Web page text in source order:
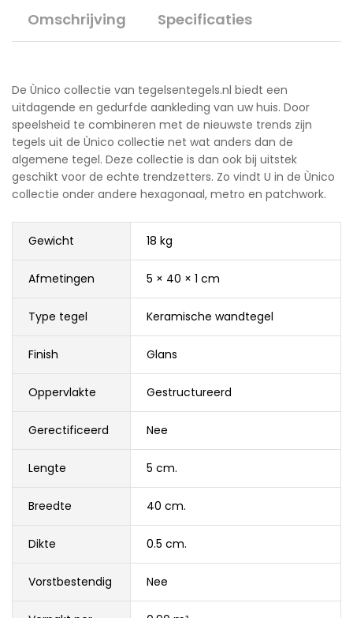
Omschrijving Specificaties
De Ùnico collectie van tegelsentegels.nl biedt een
uitdagende en gedurfde aankleding van uw huis. Door
speelsheid te combineren met de nieuwste trends zijn
tegels uit de Ùnico collectie net wat anders dan de
algemene tegel. Deze collectie is dan ook bij uitstek
geschikt voor de echte trendzetters. Zo vindt U in de Ùnico
collectie onder andere hexagonaal, metro en patchwork.
Gewicht 18 kg
Afmetingen 5 × 40 × 1 cm
Type tegel Keramische wandtegel
Finish Glans
Oppervlakte Gestructureerd
Gerectificeerd Nee
Lengte 5 cm.
Breedte 40 cm.
Dikte 0.5 cm.
Vorstbestendig Nee